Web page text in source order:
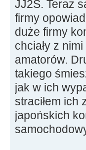
JJ2S. Teraz
firmy
duże firmy
chciały z
amatorów.
takiego
jak w ich
straciłem ich
japońskich